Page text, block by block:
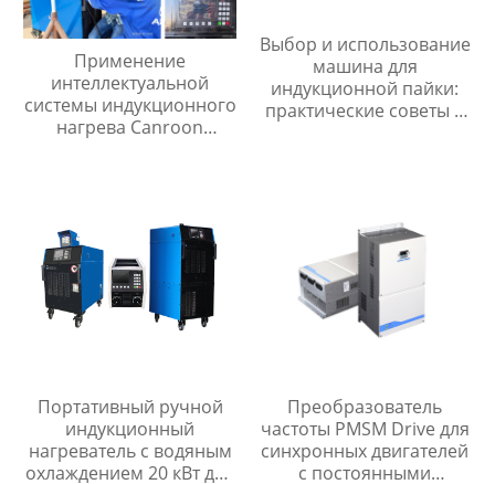
Применение
интеллектуальной
системы индукционного
нагрева Canroon
Выбор и использование
машина для
индукционной пайки:
практические советы и
Портативный ручной
индукционный
нагреватель с водяным
охлаждением 20 кВт для
Преобразователь
частоты PMSM Drive для
синхронных двигателей
с постоянными